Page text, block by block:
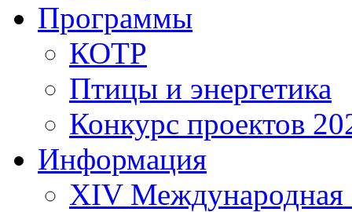
Программы
КОТР
Птицы и энергетика
Конкурс проектов
Информация
XIV Международная